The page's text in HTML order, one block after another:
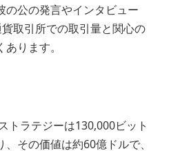
の公の発言やインタビュー
取引所での取引量と関心の
ります。
トラテジーは130,000ビット
その価値は約60億ドルで、